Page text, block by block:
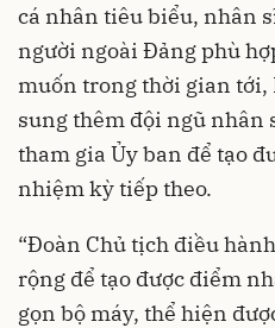
cá nhân tiêu biểu, nhân
người ngoài Đảng phù
muốn trong thời gian tới,
sung thêm đội ngũ nhân
tham gia Ủy ban để tạo
nhiệm kỳ tiếp theo.
“Đoàn Chủ tịch điều
rộng để tạo được điểm
gọn bộ máy, thể hiện